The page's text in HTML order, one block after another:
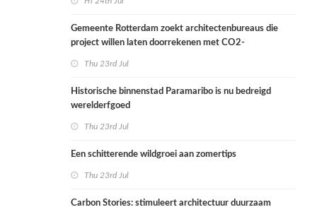
Gemeente Rotterdam zoekt architectenbureaus die
project willen laten doorrekenen met CO2-
Thu 23rd Jul
Historische binnenstad Paramaribo is nu bedreigd
werelderfgoed
Thu 23rd Jul
Een schitterende wildgroei aan zomertips
Thu 23rd Jul
Carbon Stories: stimuleert architectuur duurzaam